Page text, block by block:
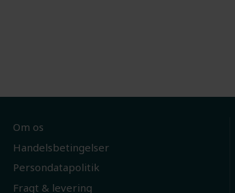
Om os
Handelsbetingelser
Persondatapolitik
Fragt & levering